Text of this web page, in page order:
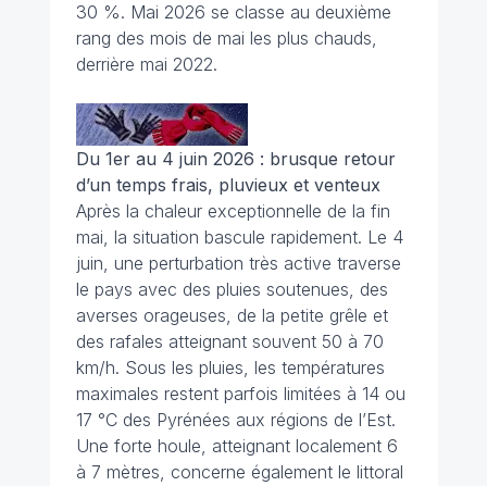
30 %. Mai 2026 se classe au deuxième
rang des mois de mai les plus chauds,
derrière mai 2022.
Du 1er au 4 juin 2026 : brusque retour
d’un temps frais, pluvieux et venteux
Après la chaleur exceptionnelle de la fin
mai, la situation bascule rapidement. Le 4
juin, une perturbation très active traverse
le pays avec des pluies soutenues, des
averses orageuses, de la petite grêle et
des rafales atteignant souvent 50 à 70
km/h. Sous les pluies, les températures
maximales restent parfois limitées à 14 ou
17 °C des Pyrénées aux régions de l’Est.
Une forte houle, atteignant localement 6
à 7 mètres, concerne également le littoral